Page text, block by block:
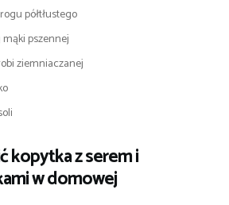
półtłustego
mąki pszennej
ziemniaczanej
kopytka z serem i
w domowej